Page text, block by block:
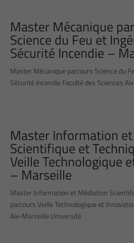
Master Mécanique
Science du Feu et
Sécurité Incendie –
Master Mécanique parcours Science du
Sécurité Incendie Faculté des Sciences
Master Information
Scientifique et
Veille Technologique
– Marseille
Master Information et Médiation
parcours Veille Technologique et
Aix-Marseille Université